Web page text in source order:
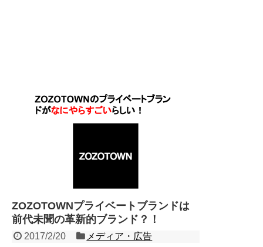
ZOZOTOWNプライベートブランドは
前代未聞の革新的ブランド？！
2017/2/20
メディア・広告